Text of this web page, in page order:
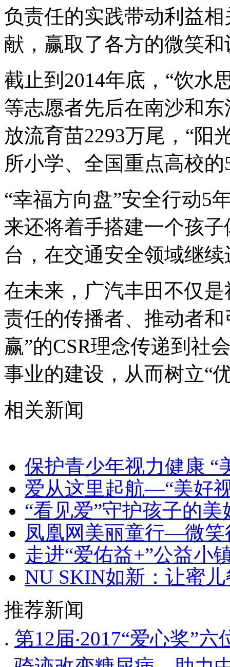
负责任的实践带动利益
献，赢取了各方的微笑和
截止到2014年底，“饮水
等志愿者先后在南沙和
放流育苗2293万尾，“阳
所小学、全国重点高校
“幸福方向盘”安全行动5
来还将着手搭建一个孩
台，在交通安全领域继
在未来，广汽丰田不仅
责任的传播者、推动者
赢”的CSR理念传递到社
事业的建设，从而树立“
相关新闻
保护青少年视力健康 “
爱从这里起航—“美好
“看见爱”守护孩子的美
凤凰网美丽童行—微笑
走进“爱佑益+”公益小
NU SKIN如新：让蜜
推荐新闻
. 第12届‧2017“爱心奖”